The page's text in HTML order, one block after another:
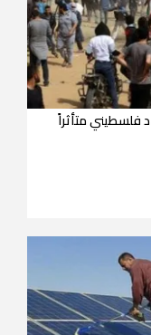
فلسطيني متأثراً